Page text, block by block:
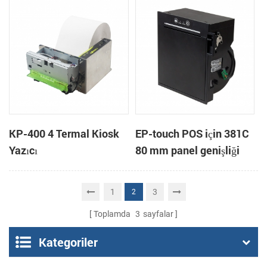
KP-400 4 Termal Kiosk
Yazıcı
EP-touch POS için 381C
80 mm panel genişliği
termal yazıcı terminal
1 2 3
Toplamda 3 sayfalar
Kategoriler